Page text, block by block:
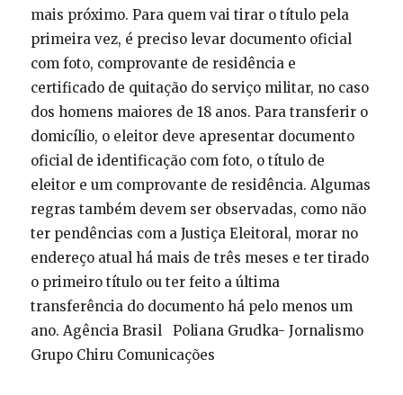
mais próximo. Para quem vai tirar o título pela
primeira vez, é preciso levar documento oficial
com foto, comprovante de residência e
certificado de quitação do serviço militar, no caso
dos homens maiores de 18 anos. Para transferir o
domicílio, o eleitor deve apresentar documento
oficial de identificação com foto, o título de
eleitor e um comprovante de residência. Algumas
regras também devem ser observadas, como não
ter pendências com a Justiça Eleitoral, morar no
endereço atual há mais de três meses e ter tirado
o primeiro título ou ter feito a última
transferência do documento há pelo menos um
ano. Agência Brasil Poliana Grudka- Jornalismo
Grupo Chiru Comunicações